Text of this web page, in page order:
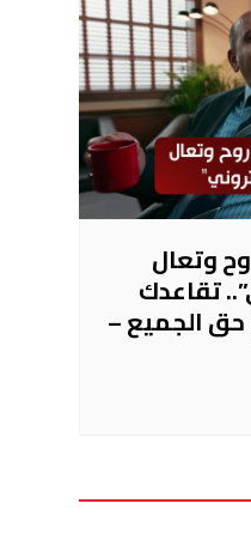
وتعال
تقاعدك
الجميع –